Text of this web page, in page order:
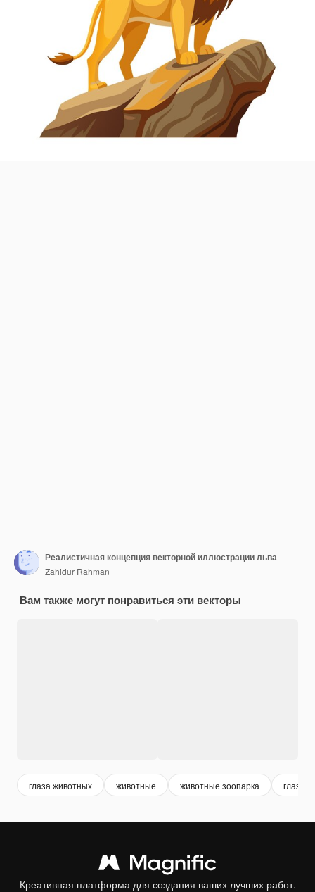
Реалистичная концепция векторной иллюстрации льва
Zahidur Rahman
Вам также могут понравиться эти векторы
глаза животных животные животные зоопарка глаза
Креативная платформа для создания ваших лучших работ.